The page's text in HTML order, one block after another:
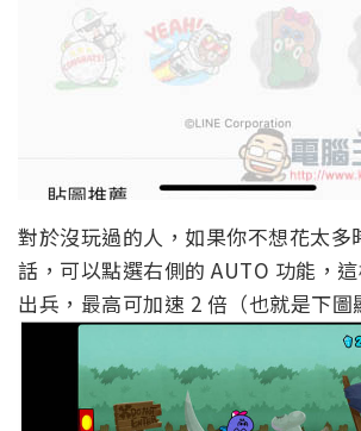
對於沒玩過的人，如果你不想花太多
話，可以點選右側的 AUTO 功能，
出兵，最高可加速 2 倍（也就是下圖